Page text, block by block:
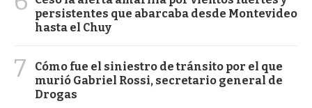
persistentes que abarcaba desde Montevideo
hasta el Chuy
7
Cómo fue el siniestro de tránsito por el que
murió Gabriel Rossi, secretario general de
Drogas